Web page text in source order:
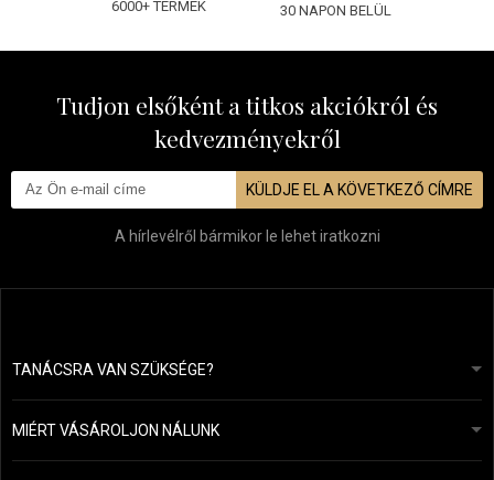
6000+ TERMÉK
30 NAPON BELÜL
Tudjon elsőként a titkos akciókról és
kedvezményekről
KÜLDJE EL A KÖVETKEZŐ CÍMRE
A hírlevélről bármikor le lehet iratkozni
TANÁCSRA VAN SZÜKSÉGE?info@mapeja.hu
24 órán belül válaszolunk.
MIÉRT VÁSÁROLJON NÁLUNK
Általános szerződési feltételek (ÁSZF)
Személyes adatok védelme
Fizetési és szállítási áttekintés
A mi történetünk